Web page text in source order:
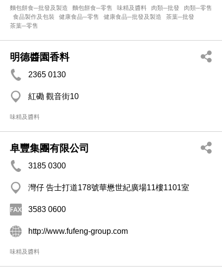
麵包餅食─批發及製造 麵包餅食─零售 味精及醬料 肉類─批發
肉類─零售
食品製作及包裝
健康食品─零售 健康食品─批發及製造
茶葉─批發
茶葉─零售
明德醬園香料
2365 0130
紅磡 觀音街10
味精及醬料
阜豐集團有限公司
3185 0300
灣仔 告士打道178號華懋世紀廣場11樓1101室
3583 0600
http://www.fufeng-group.com
味精及醬料